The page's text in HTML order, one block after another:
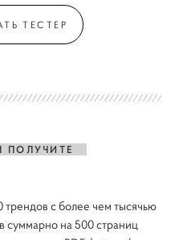
ТЕСТЕР
ПОЛУЧИТЕ
с более чем тысячью
суммарно на 500 страниц